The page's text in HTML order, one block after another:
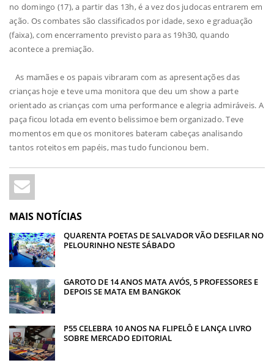
no domingo (17), a partir das 13h, é a vez dos judocas entrarem em
ação. Os combates são classificados por idade, sexo e graduação
(faixa), com encerramento previsto para as 19h30, quando
acontece a premiação.
As mamães e os papais vibraram com as apresentações das
crianças hoje e teve uma monitora que deu um show a parte
orientado as crianças com uma performance e alegria admiráveis. A
paça ficou lotada em evento belissimoe bem organizado. Teve
momentos em que os monitores bateram cabeças analisando
tantos roteitos em papéis, mas tudo funcionou bem.
MAIS NOTÍCIAS
QUARENTA POETAS DE SALVADOR VÃO DESFILAR NO
PELOURINHO NESTE SÁBADO
GAROTO DE 14 ANOS MATA AVÓS, 5 PROFESSORES E
DEPOIS SE MATA EM BANGKOK
P55 CELEBRA 10 ANOS NA FLIPELÔ E LANÇA LIVRO
SOBRE MERCADO EDITORIAL